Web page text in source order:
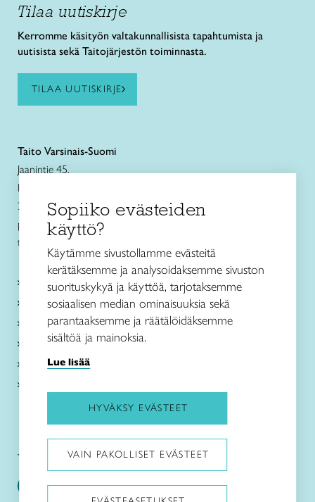
Tilaa uutiskirje
Kerromme käsityön valtakunnallisista tapahtumista ja
uutisista sekä Taitojärjestön toiminnasta.
TILAA UUTISKIRJE
Taito Varsinais-Suomi
Jaanintie 45,
Kuralan Kylämäen Verstas
20540 Turku
puh. 040 849 9642
turku@taitovarsinaissuomi.fi
Kurssit
Taitokeskukset
Taito Shop Turku
Ajankohtaista
Tietoa meistä
Taito Varsinais-Suomi somessa
Sopiiko evästeiden
käyttö?
Käytämme sivustollamme evästeitä
kerätäksemme ja analysoidaksemme sivuston
suorituskykyä ja käyttöä, tarjotaksemme
sosiaalisen median ominaisuuksia sekä
parantaaksemme ja räätälöidäksemme
sisältöä ja mainoksia.
Lue lisää
HYVÄKSY EVÄSTEET
VAIN PAKOLLISET EVÄSTEET